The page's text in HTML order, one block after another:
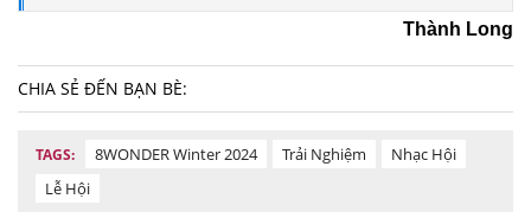
Thành Long
CHIA SẺ ĐẾN BẠN BÈ:
TAGS: 8WONDER Winter 2024 Trải Nghiệm
Nhạc Hội
Lễ Hội